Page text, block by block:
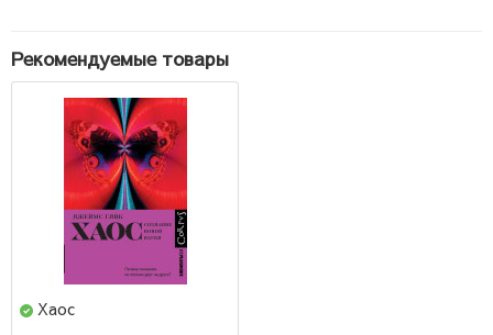
Рекомендуемые товары
Хаос